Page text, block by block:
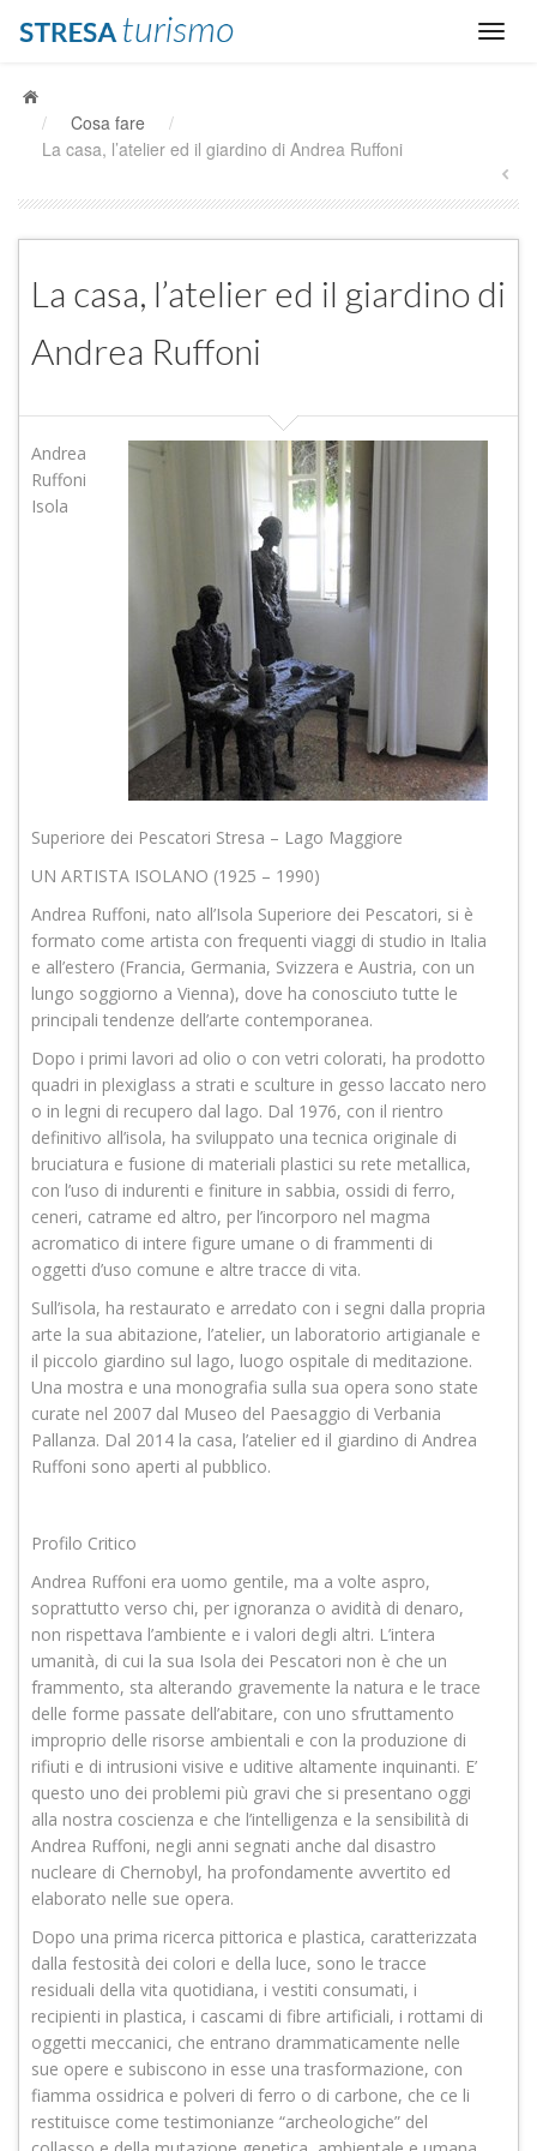
/ Cosa fare
/
La casa, l’atelier ed il giardino di Andrea Ruffoni
La casa, l’atelier ed il giardino di
Andrea Ruffoni
Andrea
Ruffoni
Isola
Superiore dei Pescatori Stresa – Lago Maggiore
UN ARTISTA ISOLANO (1925 – 1990)
Andrea Ruffoni, nato all’Isola Superiore dei Pescatori, si è
formato come artista con frequenti viaggi di studio in Italia
e all’estero (Francia, Germania, Svizzera e Austria, con un
lungo soggiorno a Vienna), dove ha conosciuto tutte le
principali tendenze dell’arte contemporanea.
Dopo i primi lavori ad olio o con vetri colorati, ha prodotto
quadri in plexiglass a strati e sculture in gesso laccato nero
o in legni di recupero dal lago. Dal 1976, con il rientro
definitivo all’isola, ha sviluppato una tecnica originale di
bruciatura e fusione di materiali plastici su rete metallica,
con l’uso di indurenti e finiture in sabbia, ossidi di ferro,
ceneri, catrame ed altro, per l’incorporo nel magma
acromatico di intere figure umane o di frammenti di
oggetti d’uso comune e altre tracce di vita.
Sull’isola, ha restaurato e arredato con i segni dalla propria
arte la sua abitazione, l’atelier, un laboratorio artigianale e
il piccolo giardino sul lago, luogo ospitale di meditazione.
Una mostra e una monografia sulla sua opera sono state
curate nel 2007 dal Museo del Paesaggio di Verbania
Pallanza. Dal 2014 la casa, l’atelier ed il giardino di Andrea
Ruffoni sono aperti al pubblico.
Profilo Critico
Andrea Ruffoni era uomo gentile, ma a volte aspro,
soprattutto verso chi, per ignoranza o avidità di denaro,
non rispettava l’ambiente e i valori degli altri. L’intera
umanità, di cui la sua Isola dei Pescatori non è che un
frammento, sta alterando gravemente la natura e le trace
delle forme passate dell’abitare, con uno sfruttamento
improprio delle risorse ambientali e con la produzione di
rifiuti e di intrusioni visive e uditive altamente inquinanti. E’
questo uno dei problemi più gravi che si presentano oggi
alla nostra coscienza e che l’intelligenza e la sensibilità di
Andrea Ruffoni, negli anni segnati anche dal disastro
nucleare di Chernobyl, ha profondamente avvertito ed
elaborato nelle sue opera.
Dopo una prima ricerca pittorica e plastica, caratterizzata
dalla festosità dei colori e della luce, sono le tracce
residuali della vita quotidiana, i vestiti consumati, i
recipienti in plastica, i cascami di fibre artificiali, i rottami di
oggetti meccanici, che entrano drammaticamente nelle
sue opere e subiscono in esse una trasformazione, con
fiamma ossidrica e polveri di ferro o di carbone, che ce li
restituisce come testimonianze “archeologiche” del